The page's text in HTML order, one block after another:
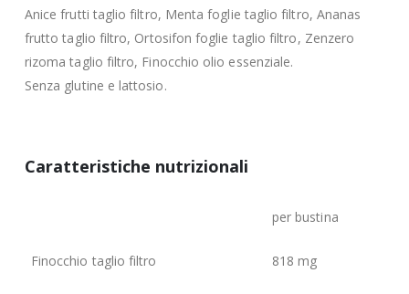
Anice frutti taglio filtro, Menta foglie taglio filtro, Ananas
frutto taglio filtro, Ortosifon foglie taglio filtro, Zenzero
rizoma taglio filtro, Finocchio olio essenziale.
Senza glutine e lattosio.
Caratteristiche nutrizionali
per bustina
Finocchio taglio filtro 818 mg